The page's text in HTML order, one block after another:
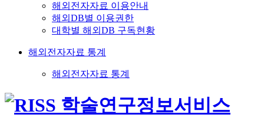
해외전자자료 이용안내
해외DB별 이용권한
대학별 해외DB 구독현황
해외전자자료 통계
해외전자자료 통계